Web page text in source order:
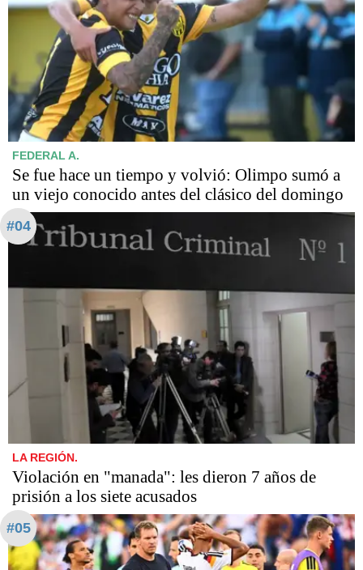
FEDERAL A.
Se fue hace un tiempo y volvió: Olimpo sumó a
un viejo conocido antes del clásico del domingo
#04
LA REGIÓN.
Violación en "manada": les dieron 7 años de
prisión a los siete acusados
#05